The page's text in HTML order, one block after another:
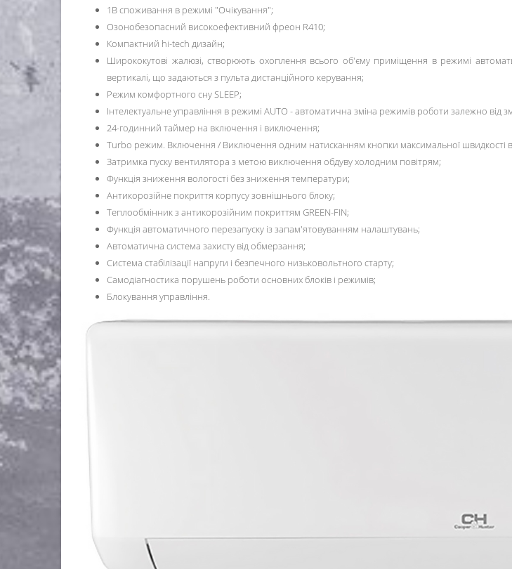
1В споживання в режимі "Очікування";
Озонобезопасний високоефективний фреон R410;
Компактний hi-tech дизайн;
Ширококутові жалюзі, створюють охоплення всього об'єму приміщення в режимі
вертикалі, що задаються з пульта дистанційного керування;
Режим комфортного сну SLЕЕР;
Інтелектуальне управління в режимі AUTO - автоматична зміна режимів роботи залежно від
24-годинний таймер на включення і виключення;
Turbo режим. Включення / Виключення одним натисканням кнопки максимальної швидкості
Затримка пуску вентилятора з метою виключення обдуву холодним повітрям;
Функція зниження вологості без зниження температури;
Антикорозійне покриття корпусу зовнішнього блоку;
Теплообмінник з антикорозійним покриттям GREEN-FIN;
Функція автоматичного перезапуску із запам'ятовуванням налаштувань;
Автоматична система захисту від обмерзання;
Система стабілізації напруги і безпечного низьковольтного старту;
Самодіагностика порушень роботи основних блоків і режимів;
Блокування управління.